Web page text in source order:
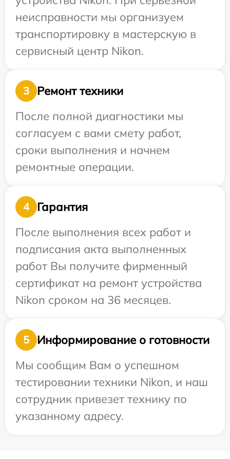
неисправности мы организуем
транспортировку в мастерскую в
сервисный центр Nikon.
3
Ремонт техники
После полной диагностики мы
согласуем с вами смету работ,
сроки выполнения и начнем
ремонтные операции.
4
Гарантия
После выполнения всех работ и
подписания акта выполненных
работ Вы получите фирменный
сертификат на ремонт устройства
Nikon сроком на 36 месяцев.
5
Информирование о готовности
Мы сообщим Вам о успешном
тестировании техники Nikon, и наш
сотрудник привезет технику по
указанному адресу.